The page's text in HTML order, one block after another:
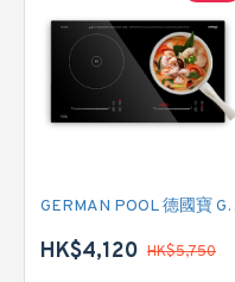
GERMAN
HK$4,120 HK$5,750